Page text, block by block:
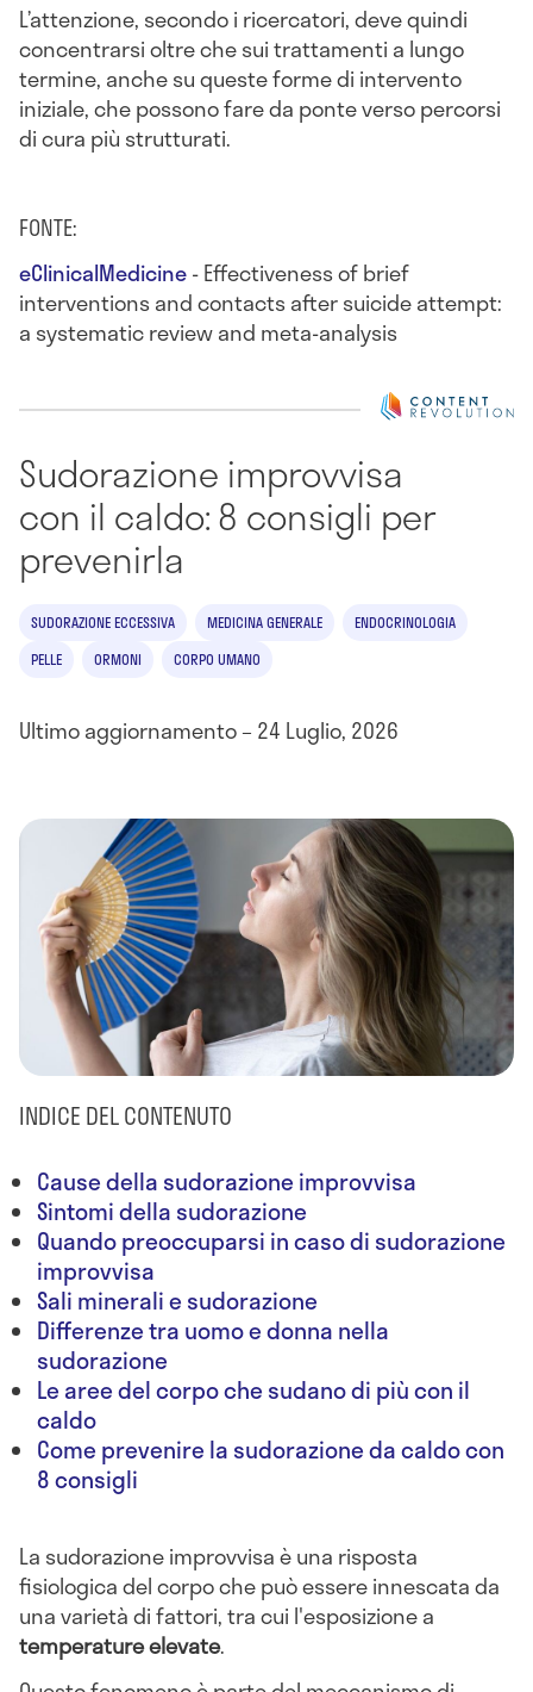
L’attenzione, secondo i ricercatori, deve quindi
concentrarsi oltre che sui trattamenti a lungo
termine, anche su queste forme di intervento
iniziale, che possono fare da ponte verso percorsi
di cura più strutturati.
FONTE:
eClinicalMedicine- Effectiveness of brief
interventions and contacts after suicide attempt:
a systematic review and meta-analysis
Sudorazione improvvisa
con il caldo: 8 consigli per
prevenirla
SUDORAZIONE ECCESSIVA MEDICINA GENERALE
ENDOCRINOLOGIA
PELLE
ORMONI CORPO UMANO
Ultimo aggiornamento – 24 Luglio, 2026
INDICE DEL CONTENUTO
Cause della sudorazione improvvisa
Sintomi della sudorazione
Quando preoccuparsi in caso di sudorazione
improvvisa
Sali minerali e sudorazione
Differenze tra uomo e donna nella
sudorazione
Le aree del corpo che sudano di più con il
caldo
Come prevenire la sudorazione da caldo con
8 consigli
La sudorazione improvvisa è una risposta
fisiologica del corpo che può essere innescata da
una varietà di fattori, tra cui l'esposizione a
temperature elevate.